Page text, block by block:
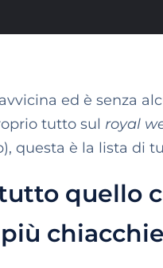
ed è senza
tutto sul royal
questa è la lista di
quello